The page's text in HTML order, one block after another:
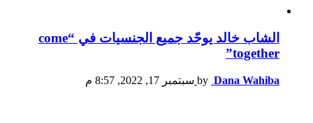
الشاب خالد يوحّد جميع الجنسيات في “come
together”
by Dana Wahiba سبتمبر 17, 2022, 8:57 م